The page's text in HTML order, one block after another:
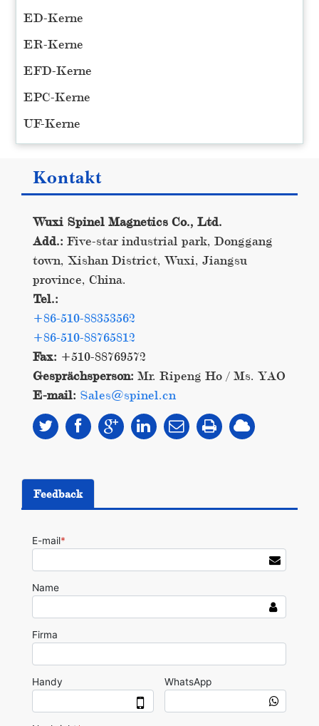
ED-Kerne
ER-Kerne
EFD-Kerne
EPC-Kerne
UF-Kerne
Kontakt
Wuxi Spinel Magnetics Co., Ltd.
Add.: Five-star industrial park, Donggang
town, Xishan District, Wuxi, Jiangsu
province, China.
Tel.:
+86-510-88353562
+86-510-88765812
Fax: +510-88769572
Gesprächsperson: Mr. Ripeng Ho / Ms. YAO
E-mail: Sales@spinel.cn
Feedback